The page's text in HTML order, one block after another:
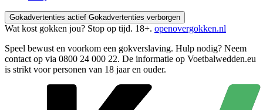
Gokadvertenties actief Gokadvertenties verborgen
Wat kost gokken jou? Stop op tijd. 18+. openovergokken.nl
Speel bewust en voorkom een gokverslaving. Hulp nodig? Neem
contact op via 0800 24 000 22. De informatie op Voetbalwedden.eu
is strikt voor personen van 18 jaar en ouder.